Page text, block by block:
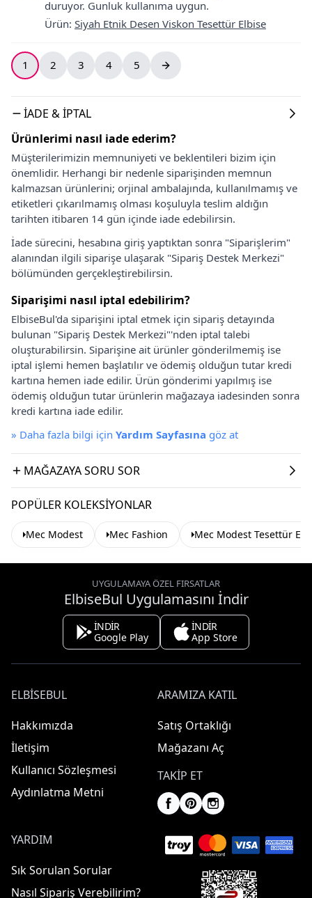
duruyor. Gunluk kullanıma uygun.
Ürün: Siyah Etnik Desen Viskon Tesettür Elbise
1 2 3 4 5
İADE & İPTAL
Ürünlerimi nasıl iade ederim?
Müşterilerimizin memnuniyeti ve beklentileri bizim için
önemlidir. Herhangi bir nedenle siparişinden memnun
kalmazsan ürünlerini; orjinal ambalajında, kullanılmamış ve
etiketleri çıkarılmamış olması koşuluyla teslim aldığın
tarihten itibaren 14 gün içinde iade edebilirsin.
İade sürecini, hesabına giriş yaptıktan sonra "Siparişlerim"
alanından ilgili siparişe ulaşarak "Sipariş Destek Merkezi"
bölümünden gerçekleştirebilirsin.
Siparişimi nasıl iptal edebilirim?
ElbiseBul'da siparişini iptal etmek için sipariş detayında
bulunan "Sipariş Destek Merkezi"'nden iptal talebi
oluşturabilirsin. Siparişine ait ürünler gönderilmemiş ise
iptal işlemi hemen başlatılır ve ödemiş olduğun tutar kredi
kartına hemen iade edilir. Ürün gönderimi yapılmış ise
ödemiş olduğun tutar ürünlerin mağazaya iadesinden sonra
kredi kartına iade edilir.
» Daha fazla bilgi için Yardım Sayfasına göz at
MAĞAZAYA SORU SOR
POPÜLER KOLEKSIYONLAR
Mec Modest Mec Fashion Mec Modest Tesettür
UYGULAMAYA ÖZEL FIRSATLAR
ElbiseBul Uygulamasını İndir
İNDİR
Google Play
İNDİR
App Store
ELBISEBUL
Hakkımızda
İletişim
Kullanıcı Sözleşmesi
Aydınlatma Metni
ARAMIZA KATIL
Satış Ortaklığı
Mağazanı Aç
TAKIP ET
YARDIM
Sık Sorulan Sorular
Nasıl Sipariş Verebilirim?